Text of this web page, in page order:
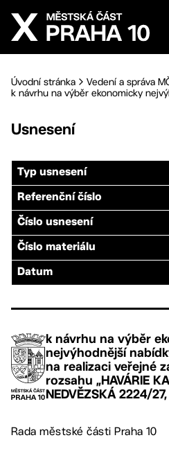
Přejít na hlavní obsah
Úvodní stránka Vedení a správa
k návrhu na výběr ekonomicky
Usnesení
Typ usnesení
Referenční číslo
Číslo usnesení
Číslo materiálu
Datum
k návrhu na výběr
nejvýhodnější
na realizaci veřejné
rozsahu „HAVÁRIE
NEDVĚZSKÁ 2224/
Rada městské části Praha 10